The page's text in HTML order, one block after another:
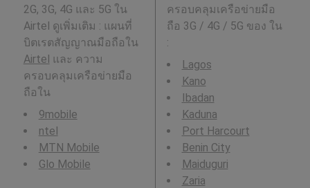
2G, 3G, 4G และ 5G ใน
Airtel ดูเพิ่มเติม : แผนที่
บิตเรตสัญญาณมือถือใน
Airtel และ ความ
ครอบคลุมเครือข่ายมือ
ถือใน
9mobile
ntel
MTN Mobile
Glo Mobile
ครอบคลุมเครือข่ายมือ
ถือ 3G / 4G / 5G ของ ใน
:
Lagos
Kano
Ibadan
Kaduna
Port Harcourt
Benin City
Maiduguri
Zaria